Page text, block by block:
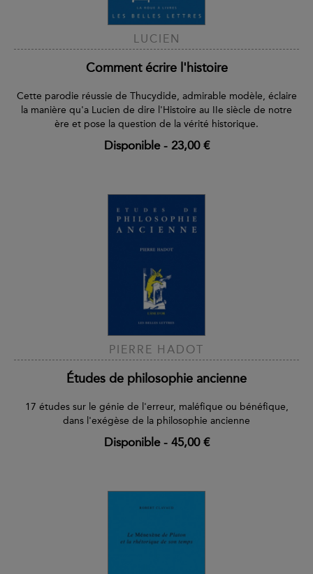
LUCIEN
Comment écrire l'histoire
Cette parodie réussie de Thucydide, admirable modèle, éclaire
la manière qu'a Lucien de dire l'Histoire au IIe siècle de notre
ère et pose la question de la vérité historique.
Disponible- 23,00 €
PIERRE HADOT
Études de philosophie ancienne
17 études sur le génie de l'erreur, maléfique ou bénéfique,
dans l'exégèse de la philosophie ancienne
Disponible- 45,00 €